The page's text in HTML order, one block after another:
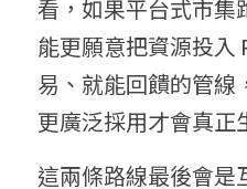
看，如果平台式市集
能更願意把資源投入
易、就能回饋的管線
更廣泛採用才會真正
這兩條路線最後會是